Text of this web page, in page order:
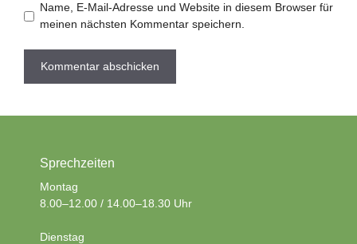
Name, E-Mail-Adresse und Website in diesem Browser für
meinen nächsten Kommentar speichern.
Sprechzeiten
Montag
8.00–12.00 / 14.00–18.30 Uhr
Dienstag